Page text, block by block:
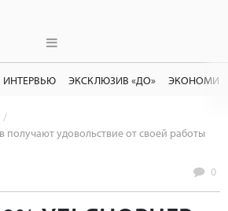
ИНТЕРВЬЮ ЭКСКЛЮЗИВ «ДО»
удовольствие от своей работы
0